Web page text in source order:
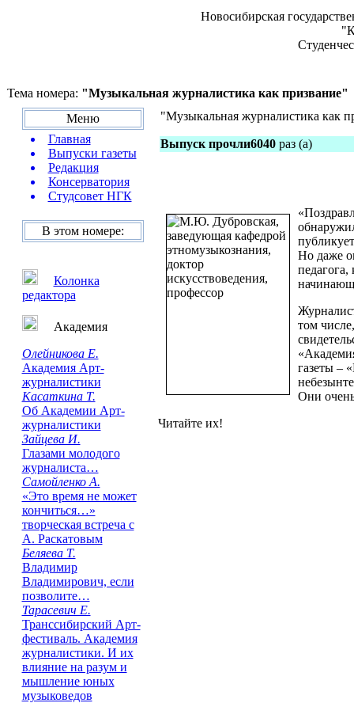
Новосибирская
Тема номера: "Музыкальная журналистика как призвание"
Меню
Главная
Выпуски газеты
Редакция
Консерватория
Студсовет НГК
В этом номере:
Колонка
редактора
Академия
Олейникова Е.
Академия Арт-
журналистики
Касаткина Т.
Об Академии Арт-
журналистики
Зайцева И.
Глазами молодого
журналиста…
Самойленко А.
«Это время не может
кончиться…»
творческая встреча с
А. Раскатовым
Беляева Т.
Владимир
Владимирович, если
позволите…
Тарасевич Е.
Транссибирский Арт-
фестиваль. Академия
журналистики. И их
влияние на разум и
мышление юных
музыковедов
"Музыкальная журналистика как
Выпуск прочли6040раз (а)
Но даже
том
газеты –
Они
Читайте их!